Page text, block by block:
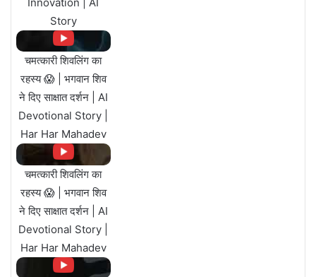
Story
चमत्कारी शिवलिंग का
रहस्य 😱 | भगवान शिव
ने दिए साक्षात दर्शन | AI
Devotional Story |
Har Har Mahadev
चमत्कारी शिवलिंग का
रहस्य 😱 | भगवान शिव
ने दिए साक्षात दर्शन | AI
Devotional Story |
Har Har Mahadev